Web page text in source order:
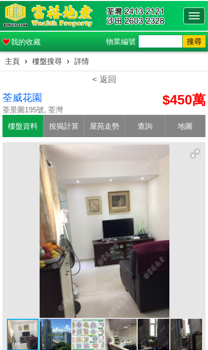
我的收藏 物業編號 搜尋
主頁 › 樓盤搜尋 › 詳情
< 返回
荃威花園
荃景圍195號, 荃灣
$450萬
樓盤資料 按揭計算 屋苑走勢 查詢 地圖